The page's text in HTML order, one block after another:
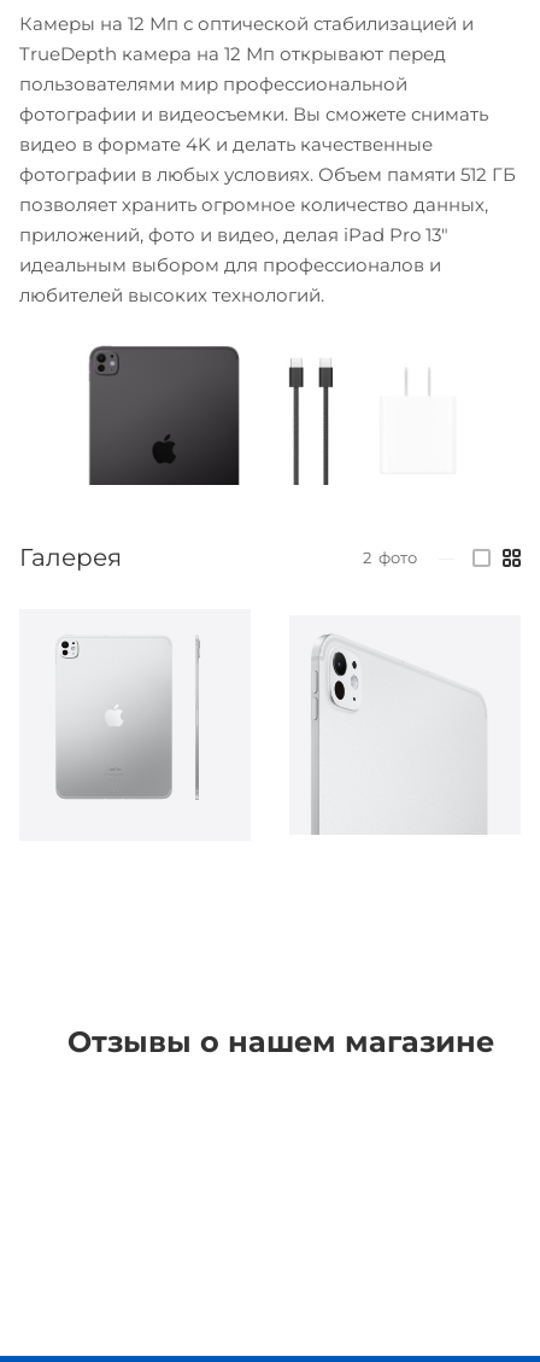
Камеры на 12 Мп с оптической стабилизацией и
TrueDepth камера на 12 Мп открывают перед
пользователями мир профессиональной
фотографии и видеосъемки. Вы сможете снимать
видео в формате 4K и делать качественные
фотографии в любых условиях. Объем памяти 512 ГБ
позволяет хранить огромное количество данных,
приложений, фото и видео, делая iPad Pro 13"
идеальным выбором для профессионалов и
любителей высоких технологий.
Галерея 2 фото
Отзывы о нашем магазине